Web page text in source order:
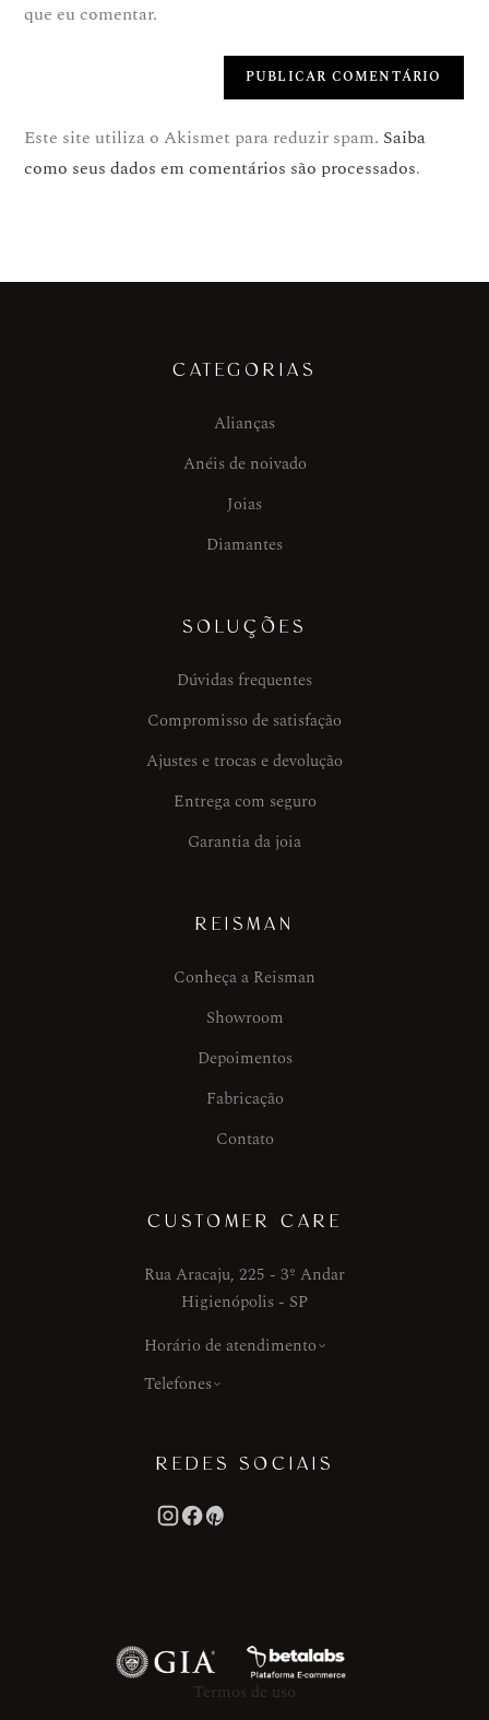
que eu comentar.
Este site utiliza o Akismet para reduzir spam. Saiba
como seus dados em comentários são processados.
CATEGORIAS
Alianças
Anéis de noivado
Joias
Diamantes
SOLUÇÕES
Dúvidas frequentes
Compromisso de satisfação
Ajustes e trocas e devolução
Entrega com seguro
Garantia da joia
REISMAN
Conheça a Reisman
Showroom
Depoimentos
Fabricação
Contato
CUSTOMER CARE
Rua Aracaju, 225 - 3º Andar
Higienópolis - SP
Horário de atendimento
Telefones
REDES SOCIAIS
Termos de uso